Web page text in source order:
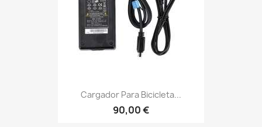
Cargador Para Bicicleta...
90,00 €